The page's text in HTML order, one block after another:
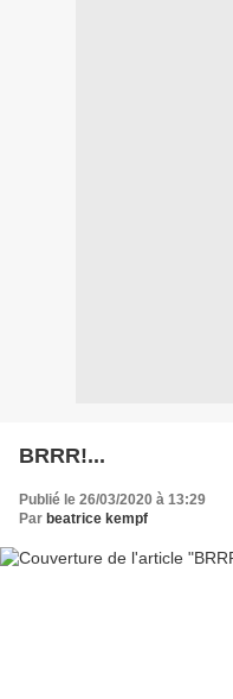
BRRR!...
Publié le 26/03/2020 à 13:29
Par beatrice kempf